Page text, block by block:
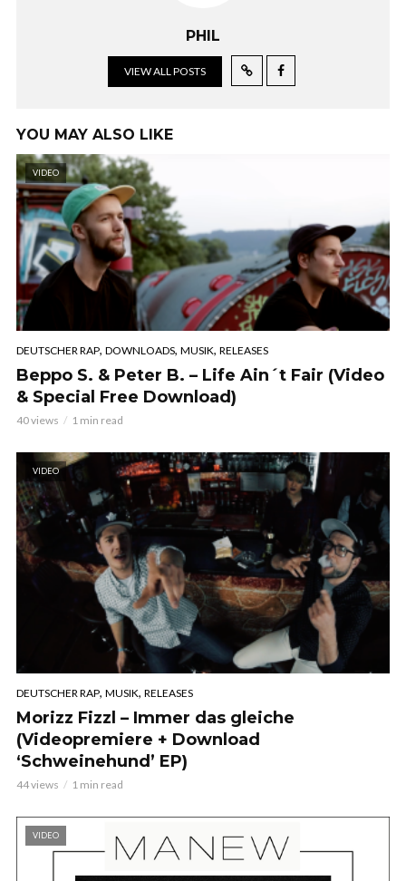
PHIL
VIEW ALL POSTS
YOU MAY ALSO LIKE
VIDEO
DEUTSCHER RAP, DOWNLOADS, MUSIK, RELEASES
Beppo S. & Peter B. – Life Ain´t Fair (Video
& Special Free Download)
40 views 1 min read
VIDEO
DEUTSCHER RAP, MUSIK, RELEASES
Morizz Fizzl – Immer das gleiche
(Videopremiere + Download
‘Schweinehund’ EP)
44 views 1 min read
VIDEO